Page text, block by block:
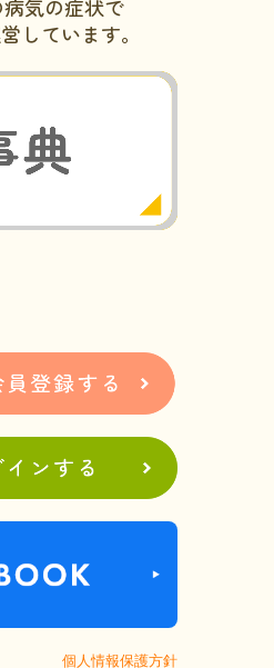
気の症状で
しています。
個人情報保護方針